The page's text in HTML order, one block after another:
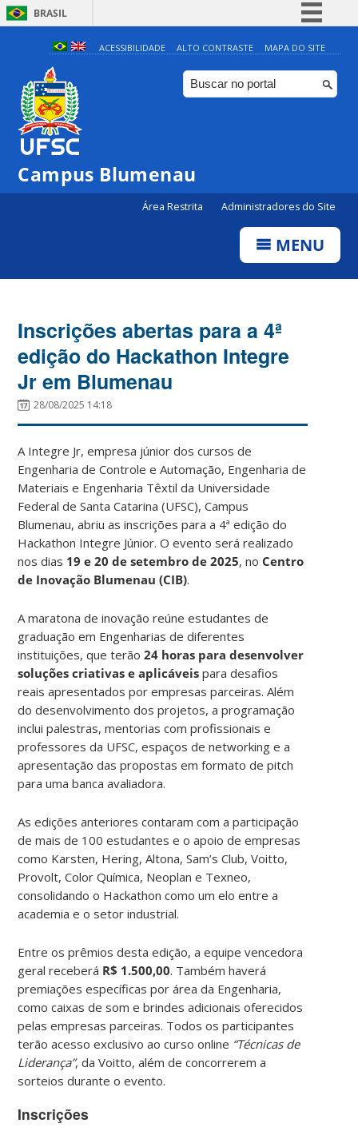
BRASIL
Simplifique!
Comunica BR
Participe
ACESSIBILIDADE ALTO CONTRASTE MAPA DO SITE
Campus Blumenau
Área Restrita Administradores do Site
MENU
Inscrições abertas para a 4ª
edição do Hackathon Integre
Jr em Blumenau
28/08/2025 14:18
A Integre Jr, empresa júnior dos cursos de
Engenharia de Controle e Automação, Engenharia de
Materiais e Engenharia Têxtil da Universidade
Federal de Santa Catarina (UFSC), Campus
Blumenau, abriu as inscrições para a 4ª edição do
Hackathon Integre Júnior. O evento será realizado
nos dias 19 e 20 de setembro de 2025, no Centro
de Inovação Blumenau (CIB).
A maratona de inovação reúne estudantes de
graduação em Engenharias de diferentes
instituições, que terão24 horas para desenvolver
soluções criativas e aplicáveis para desafios
reais apresentados por empresas parceiras. Além
do desenvolvimento dos projetos, a programação
inclui palestras, mentorias com profissionais e
professores da UFSC, espaços de networking e a
apresentação das propostas em formato de pitch
para uma banca avaliadora.
As edições anteriores contaram com a participação
de mais de 100 estudantes e o apoio de empresas
como Karsten, Hering, Altona, Sam’s Club, Voitto,
Provolt, Color Química, Neoplan e Texneo,
consolidando o Hackathon como um elo entre a
academia e o setor industrial.
Entre os prêmios desta edição, a equipe vencedora
geral receberá R$ 1.500,00. Também haverá
premiações específicas por área da Engenharia,
como caixas de som e brindes adicionais oferecidos
pelas empresas parceiras. Todos os participantes
terão acesso exclusivo ao curso online “Técnicas de
Liderança”, da Voitto, além de concorrerem a
sorteios durante o evento.
Inscrições